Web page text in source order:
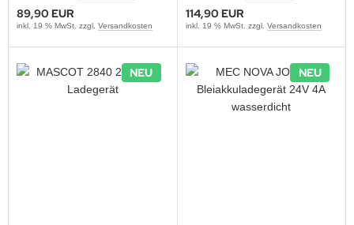
89,90 EUR
inkl. 19 % MwSt. zzgl. Versandkosten
114,90 EUR
inkl. 19 % MwSt. zzgl. Versandkosten
NEU NEU